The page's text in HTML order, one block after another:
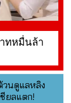
ทหมื่นล้า
นดูแลหลิง
ยลแตก!